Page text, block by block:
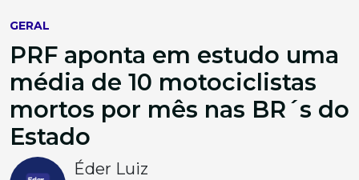
GERAL
PRF aponta em estudo uma
média de 10 motociclistas
mortos por mês nas BR´s do
Estado
Éder Luiz